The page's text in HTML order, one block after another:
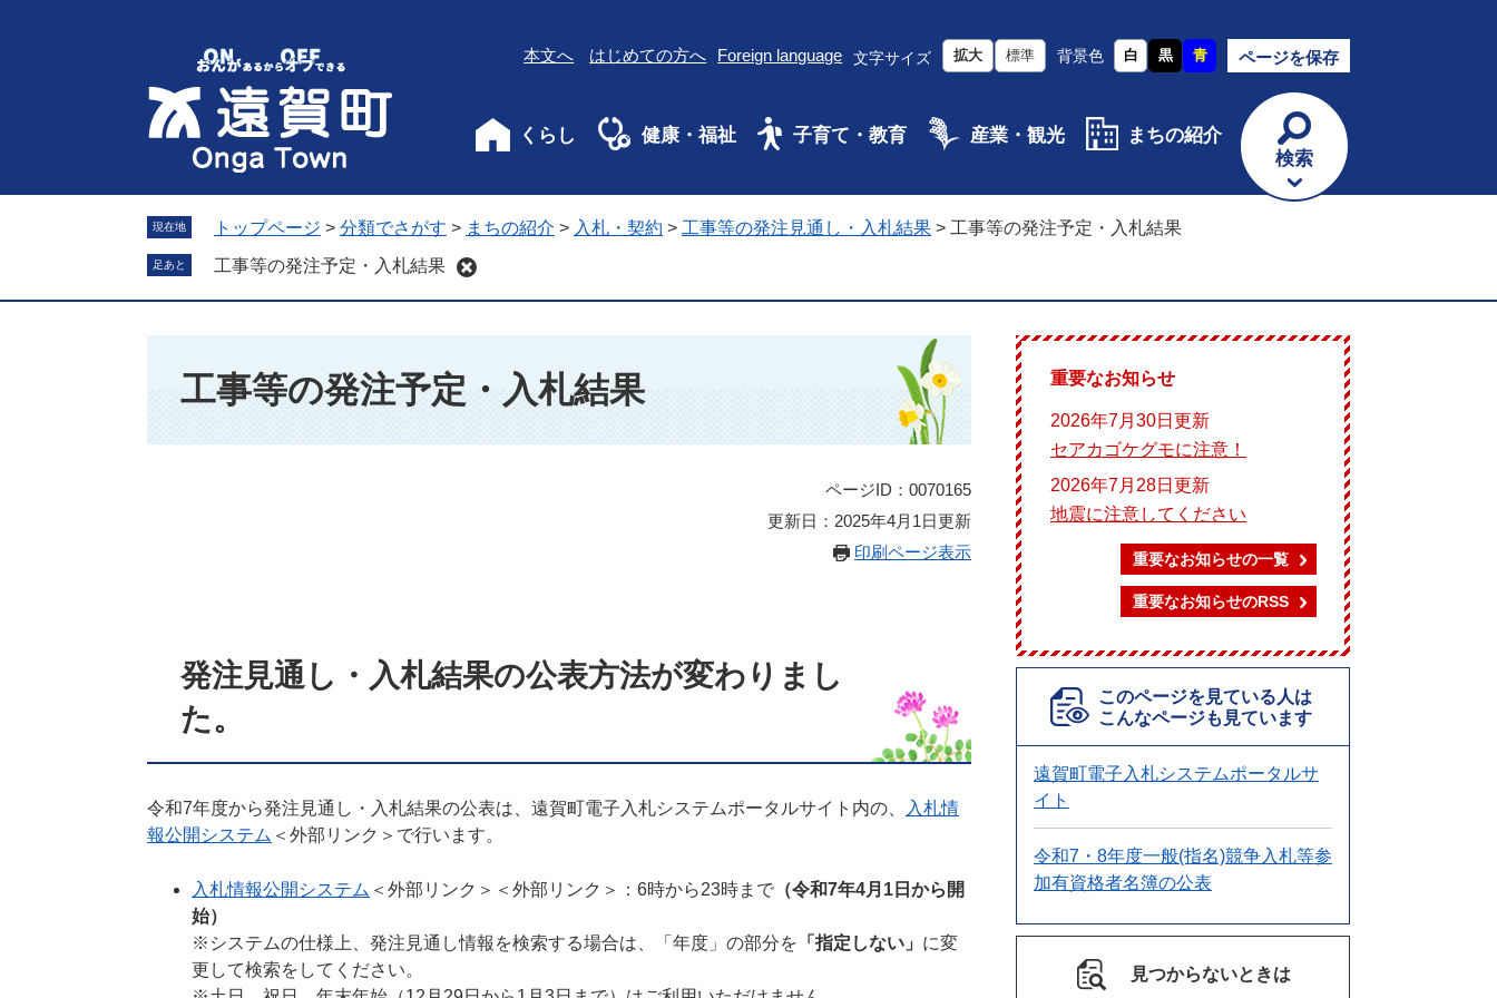
す
し
へ
本文へ はじめての方へ Foreign language 文字サイズ 拡大 標準 背景色 白 黒 青 ページを保存
くらし 健康・福祉 子育て・教育 産業・観光
まちの紹介
検索
現在地 トップページ > 分類でさがす > まちの紹介 > 入札・契約 > 工事等の発注見通し・入札結果 > 工事等の発注予定・入札結果
足あと 工事等の発注予定・入札結果
工事等の発注予定・入札結果
ページID：0070165
更新日：2025年4月1日更新
印刷ページ表示
発注見通し・入札結果の公表方法が変わりまし
た。
令和7年度から発注見通し・入札結果の公表は、遠賀町電子入札システムポータルサイト​内の、
入札情
報公開システム ＜外部リンク＞ で行います。
入札情報公開システム ＜外部リンク＞ ＜外部リンク＞：6時から23時まで （令和7年4月1日から開
始）
※システムの仕様上、発注見通し情報を検索する場合は、「年度」の部分を 「指定しない」 に変
更して検索をしてください。
重要なお知らせ
2026年7月30日更新
セアカゴケグモに注意！
2026年7月28日更新
地震に注意してください
重要なお知らせの一覧
重要なお知らせのRSS
このページを見ている人は
こんなページも見ています
遠賀町電子入札システムポータルサ
イト
令和7・8年度一般(指名)競争入札等参
加有資格者名簿の公表
見つからないときは